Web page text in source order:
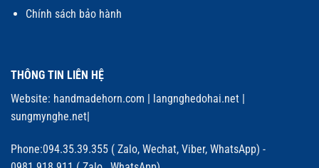
Chính sách bảo hành
THÔNG TIN LIÊN HỆ
Website: handmadehorn.com langnghedohai.net
sungmynghe.net
Phone:094.35.39.355 ( Zalo, Wechat, Viber, WhatsApp) -